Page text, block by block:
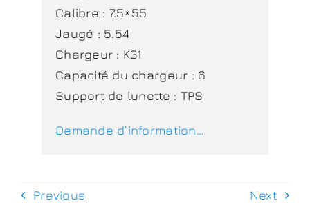
Calibre : 7.5×55
Jaugé : 5.54
Chargeur : K31
Capacité du chargeur : 6
Support de lunette : TPS
Demande d’information…
Previous Next